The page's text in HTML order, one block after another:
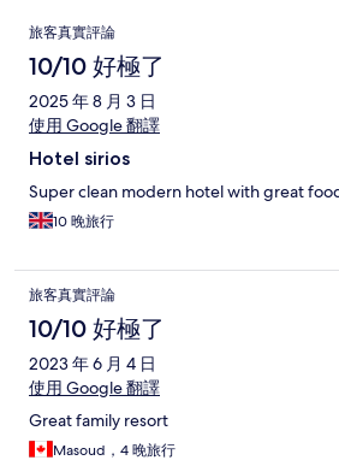
評
論
旅客真實評論
10/10 好極了
2025 年 8 月 3 日
使用 Google 翻譯
Hotel sirios
Super clean modern hotel with great
10 晚旅行
旅客真實評論
10/10 好極了
2023 年 6 月 4 日
使用 Google 翻譯
Great family resort
Masoud，4 晚旅行